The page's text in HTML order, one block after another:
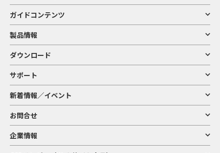
ガイドコンテンツ
製品情報
ダウンロード
サポート
新着情報／イベント
お問合せ
企業情報